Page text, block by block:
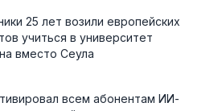
25 лет возили европейских
учиться в университет
вместо Сеула
всем абонентам ИИ-